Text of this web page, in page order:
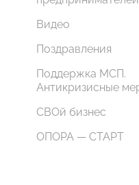
Видео
Поздравления
Поддержка МСП.
Антикризисные
СВОй бизнес
ОПОРА — СТАРТ